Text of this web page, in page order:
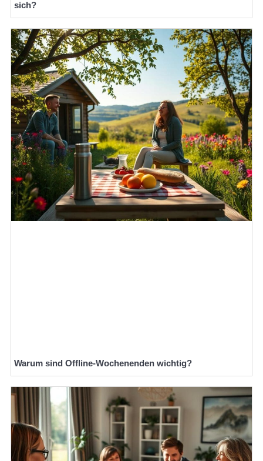
sich?
Warum sind Offline-Wochenenden wichtig?